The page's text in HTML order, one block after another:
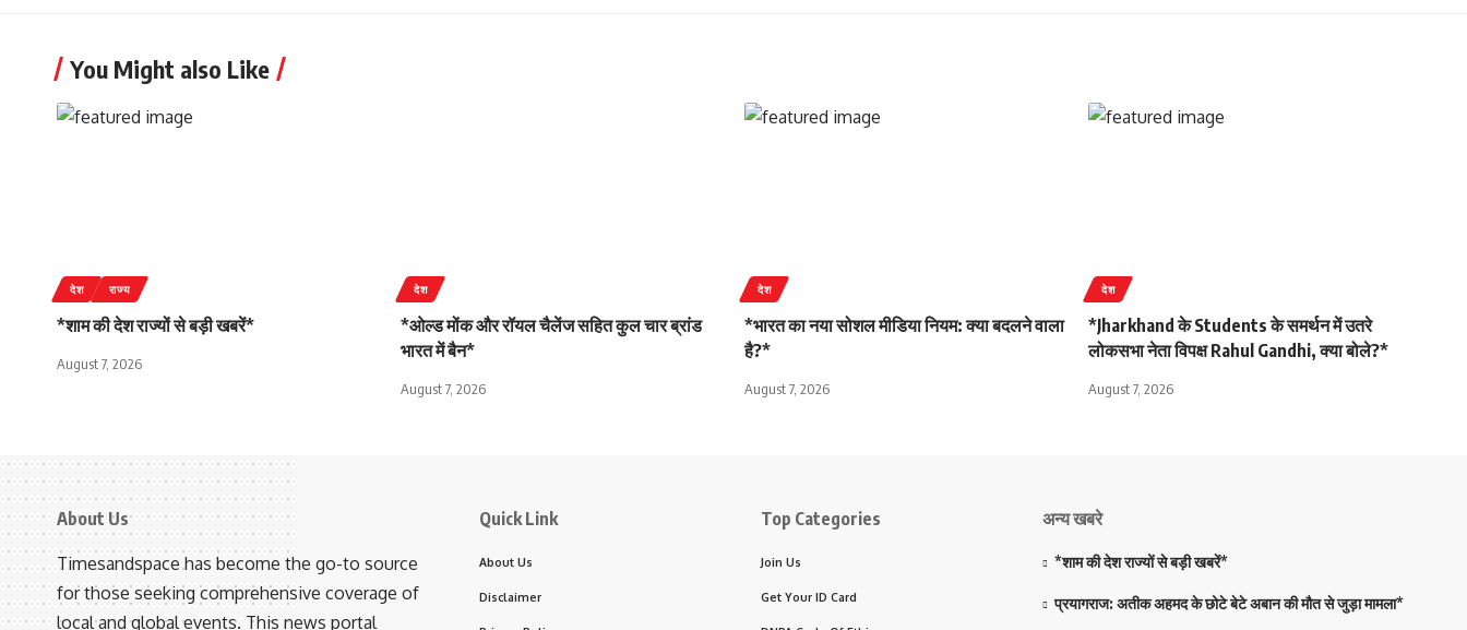
You Might also Like
देश राज्य
*शाम की देश राज्यों से बड़ी खबरें*
August 7, 2026
देश
*ओल्ड मोंक और रॉयल चैलेंज सहित कुल चार ब्रांड
भारत में बैन*
August 7, 2026
देश
*भारत का नया सोशल मीडिया नियम: क्या बदलने वाला
है?*
August 7, 2026
देश
*Jharkhand के Students के समर्थन में उतरे
लोकसभा नेता विपक्ष Rahul Gandhi, क्या बोले?*
August 7, 2026
About Us
Timesandspace has become the go-to source
for those seeking comprehensive coverage of
local and global events. This news portal
Quick Link
About Us
Disclaimer
Top Categories
Join Us
Get Your ID Card
अन्य खबरे
*शाम की देश राज्यों से बड़ी खबरें*
प्रयागराज: अतीक अहमद के छोटे बेटे अबान की मौत से जुड़ा मामला*